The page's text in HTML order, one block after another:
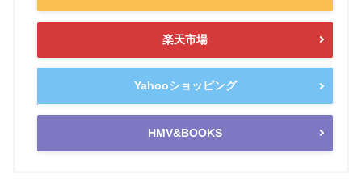
楽天市場
Yahooショッピング
HMV&BOOKS